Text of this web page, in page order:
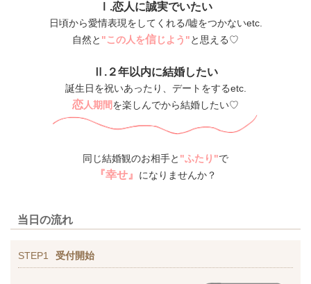
Ⅰ.恋人に誠実でいたい
日頃から愛情表現をしてくれる/嘘をつかないetc.
自然と "この人を信じよう"と思える♡
Ⅱ.２年以内に結婚したい
誕生日を祝いあったり、デートをするetc.
恋人期間を楽しんでから結婚したい♡
同じ結婚観のお相手と "ふたり"で
『幸せ』 になりませんか？
当日の流れ
STEP1 受付開始